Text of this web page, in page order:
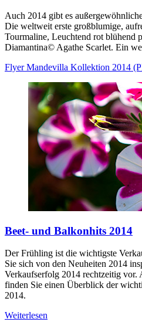
Auch 2014 gibt es
Die weltweit erste großblumige,
Tourmaline, Leuchtend rot blühend
Diamantina© Agathe Scarlet. Ein
Flyer Mandevilla Kollektion 2014
Beet- und Balkonhits 2014
Der Frühling ist die wichtigste
Sie sich von den Neuheiten 2014
Verkaufserfolg 2014 rechtzeitig vor.
finden Sie einen Überblick der
2014.
Weiterlesen